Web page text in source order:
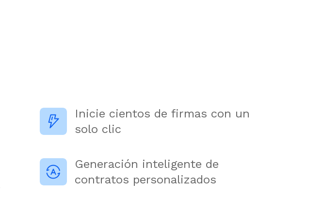
Inicie cientos de firmas con un
solo clic
Generación inteligente de
contratos personalizados